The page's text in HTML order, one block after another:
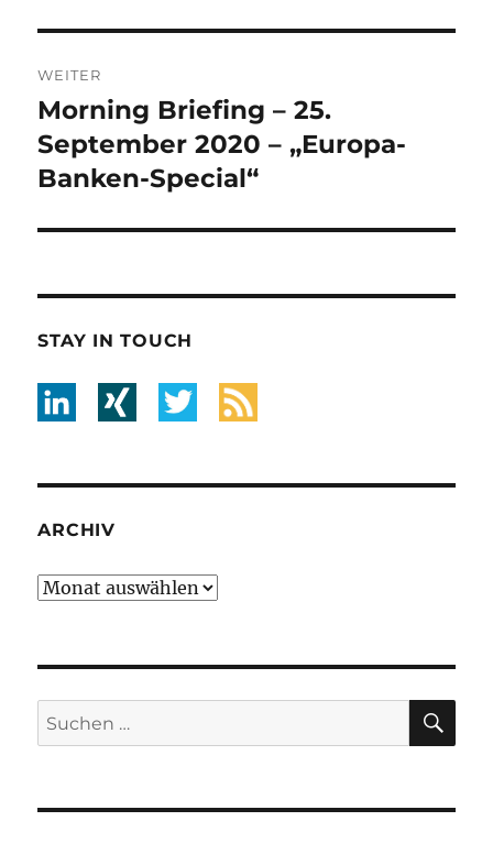
WEITER
Nächster
Beitrag:
Morning Briefing – 25.
September 2020 – „Europa-
Banken-Special“
STAY IN TOUCH
ARCHIV
Archiv
Suche
nach: